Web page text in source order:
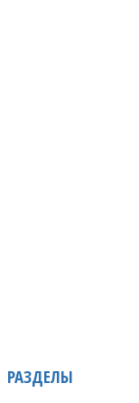
РАЗДЕЛЫ